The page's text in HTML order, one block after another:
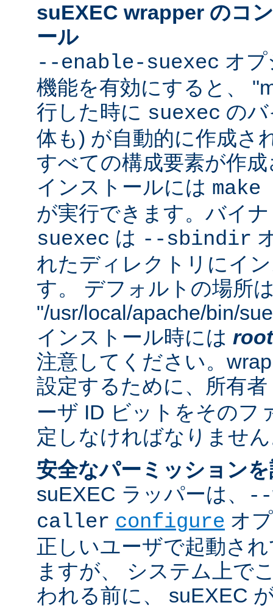
suEXEC wrapper のコ
ール
--enable-suexec オ
機能を有効にすると、
行した時に suexec の
体も) が自動的に作成さ
すべての構成要素が作
インストールには
が実行できます。バイ
suexec は --sbindir
れたディレクトリにイ
す。 デフォルトの場所
"/usr/local/apache/bin/
インストール時には root
注意してください。
設定するために、所有者
ーザ ID ビットをそのフ
定しなければなりませ
安全なパーミッション
suEXEC ラッパーは、
caller configure オ
正しいユーザで起動さ
ますが、 システム上で
われる前に、 suEXEC